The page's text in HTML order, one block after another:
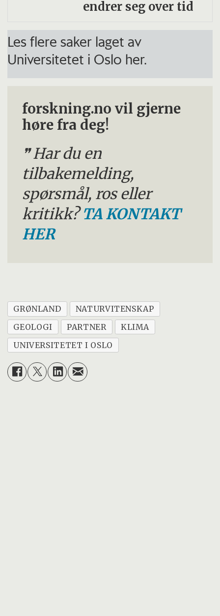
endrer seg over tid
Les flere saker laget av
Universitetet i Oslo her.
forskning.no vil gjerne
høre fra deg!
Har du en
tilbakemelding,
spørsmål, ros eller
kritikk?TA KONTAKT
HER
GRØNLAND
NATURVITENSKAP
GEOLOGI
PARTNER
KLIMA
UNIVERSITETET I OSLO